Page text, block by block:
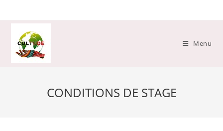
Menu
CONDITIONS DE STAGE